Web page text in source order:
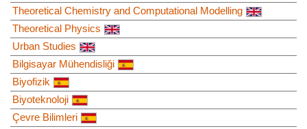
Theoretical Chemistry and Computational Modelling
Theoretical Physics
Urban Studies
Bilgisayar Mühendisliği
Biyofizik
Biyoteknoloji
Çevre Bilimleri